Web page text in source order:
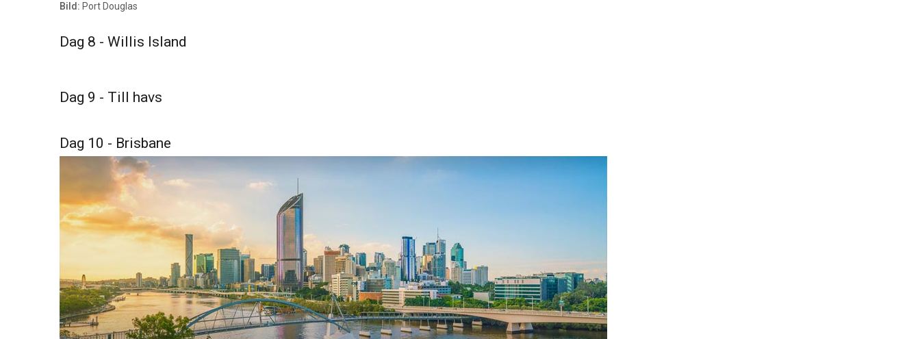
Bild: Port Douglas
Dag 8 - Willis Island
Dag 9 - Till havs
Dag 10 - Brisbane